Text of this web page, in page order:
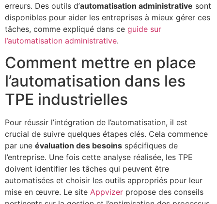
erreurs. Des outils d’automatisation administrative sont
disponibles pour aider les entreprises à mieux gérer ces
tâches, comme expliqué dans ce guide sur
l’automatisation administrative.
Comment mettre en place
l’automatisation dans les
TPE industrielles
Pour réussir l’intégration de l’automatisation, il est
crucial de suivre quelques étapes clés. Cela commence
par une évaluation des besoins spécifiques de
l’entreprise. Une fois cette analyse réalisée, les TPE
doivent identifier les tâches qui peuvent être
automatisées et choisir les outils appropriés pour leur
mise en œuvre. Le site Appvizer propose des conseils